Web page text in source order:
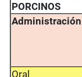
PORCINOS
Administración
Oral